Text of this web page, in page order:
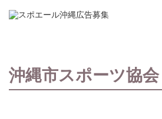
沖縄市スポーツ協